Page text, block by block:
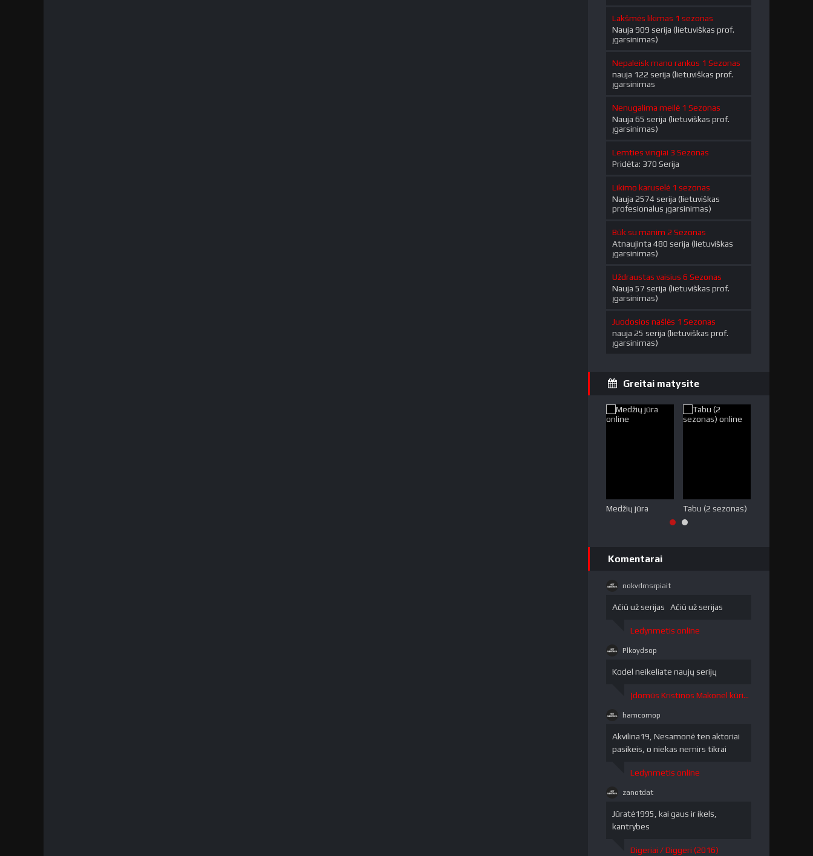
Lakšmės likimas 1 sezonas
Nauja 909 serija (lietuviškas prof.
įgarsinimas)
Nepaleisk mano rankos 1 Sezonas
nauja 122 serija (lietuviškas prof.
įgarsinimas
Nenugalima meilė 1 Sezonas
Nauja 65 serija (lietuviškas prof.
įgarsinimas)
Lemties vingiai 3 Sezonas
Pridėta: 370 Serija
Likimo karuselė 1 sezonas
Nauja 2574 serija (lietuviškas
profesionalus įgarsinimas)
Būk su manim 2 Sezonas
Atnaujinta 480 serija (lietuviškas
įgarsinimas)
Uždraustas vaisius 6 Sezonas
Nauja 57 serija (lietuviškas prof.
įgarsinimas)
Juodosios našlės 1 Sezonas
nauja 25 serija (lietuviškas prof.
įgarsinimas)
Greitai matysite
Medžių jūra Tabu (2 sezonas)
Komentarai
nokvrlmsrpiait
Ačiū už serijas Ačiū už serijas
Ledynmetis online
/>
Plkoydsop
Kodel neikeliate naujų serijų
Įdomūs Kristinos Makonel kūriniai / The Curious Creations of Christine McConnell 1 sezonas
hamcomop
Akvilina19, Nesamonė ten aktoriai
pasikeis, o niekas nemirs tikrai
Ledynmetis online
zanotdat
Jūratė1995, kai gaus ir ikels,
kantrybes
Digeriai / Diggeri (2016)